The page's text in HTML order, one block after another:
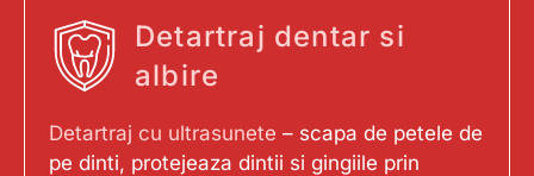
Detartraj dentar si
albire
Detartraj cu ultrasunete – scapa de petele de
pe dinti, protejeaza dintii si gingiile prin